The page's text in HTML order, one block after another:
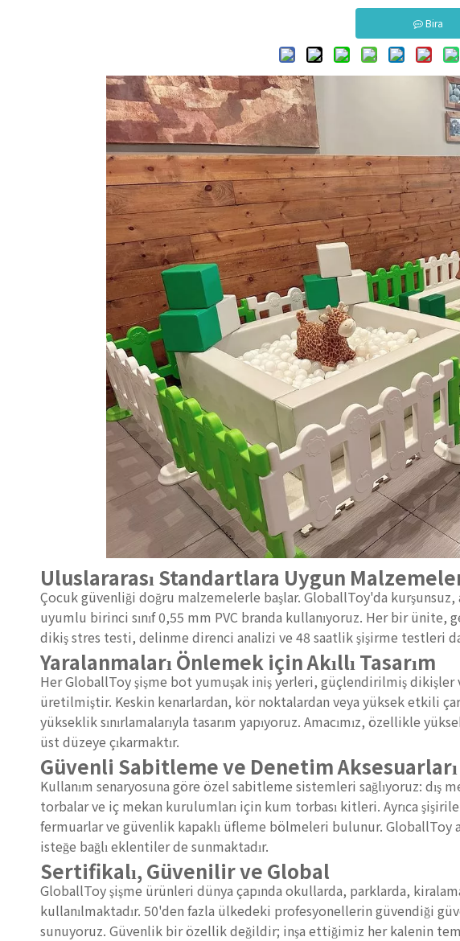
Bira
Uluslararası Standartlara Uygun
Çocuk güvenliği doğru malzemelerle başlar. GloballToy'da kurşunsuz,
uyumlu birinci sınıf 0,55 mm PVC branda kullanıyoruz. Her bir ünite,
dikiş stres testi, delinme direnci analizi ve 48 saatlik şişirme testleri
Yaralanmaları Önlemek için Akıllı Tasarım
Her GloballToy şişme bot yumuşak iniş yerleri, güçlendirilmiş dikişler
üretilmiştir. Keskin kenarlardan, kör noktalardan veya yüksek etkili
yükseklik sınırlamalarıyla tasarım yapıyoruz. Amacımız, özellikle
üst düzeye çıkarmaktır.
Güvenli Sabitleme ve Denetim Aksesuarları
Kullanım senaryosuna göre özel sabitleme sistemleri sağlıyoruz: dış
torbalar ve iç mekan kurulumları için kum torbası kitleri. Ayrıca
fermuarlar ve güvenlik kapaklı üfleme bölmeleri bulunur. GloballToy
isteğe bağlı eklentiler de sunmaktadır.
Sertifikalı, Güvenilir ve Global
GloballToy şişme ürünleri dünya çapında okullarda, parklarda,
kullanılmaktadır. 50'den fazla ülkedeki profesyonellerin güvendiği
sunuyoruz. Güvenlik bir özellik değildir; inşa ettiğimiz her kalenin